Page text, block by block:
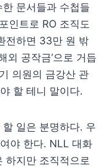
문서들과 수첩들
인트로 RO 조직도
전하면 33만 원 밖
외 공작금’으로 거듭
의원의 금강산 관
할 테니 말이다.
일은 분명하다. 우
야 한다. NLL 대화
하지만 조직적으로